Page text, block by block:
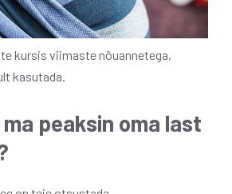
kursis viimaste nõuannetega,
kasutada.
peaksin oma last